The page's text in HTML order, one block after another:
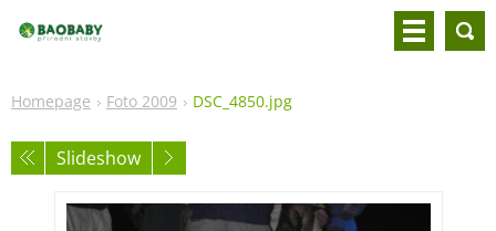
Homepage Foto 2009 DSC_4850.jpg
Slideshow